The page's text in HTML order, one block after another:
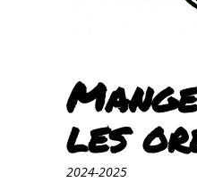
les
2024-2025